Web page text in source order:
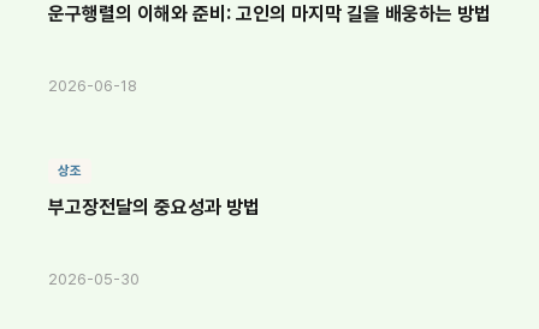
운구행렬의 이해와 준비: 고인의 마지막 길을 배웅하는 방법
2026-06-18
상조
부고장전달의 중요성과 방법
2026-05-30